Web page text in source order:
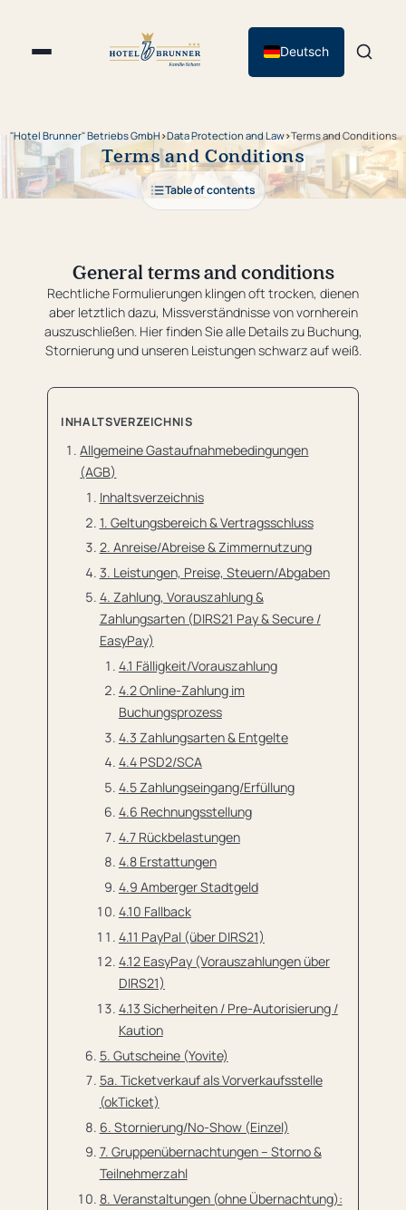
Deutsch
"Hotel Brunner" Betriebs GmbH ›Data Protection and Law›Terms and Conditions
Terms and Conditions
Table of contents
General terms and conditions
Rechtliche Formulierungen klingen oft trocken, dienen
aber letztlich dazu, Missverständnisse von vornherein
auszuschließen. Hier finden Sie alle Details zu Buchung,
Stornierung und unseren Leistungen schwarz auf weiß.
INHALTSVERZEICHNIS
Allgemeine Gastaufnahmebedingungen
(AGB)
Inhaltsverzeichnis
1. Geltungsbereich & Vertragsschluss
2. Anreise/Abreise & Zimmernutzung
3. Leistungen, Preise, Steuern/Abgaben
4. Zahlung, Vorauszahlung &
Zahlungsarten (DIRS21 Pay & Secure /
EasyPay)
4.1 Fälligkeit/Vorauszahlung
4.2 Online-Zahlung im
Buchungsprozess
4.3 Zahlungsarten & Entgelte
4.4 PSD2/SCA
4.5 Zahlungseingang/Erfüllung
4.6 Rechnungsstellung
4.7 Rückbelastungen
4.8 Erstattungen
4.9 Amberger Stadtgeld
4.10 Fallback
4.11 PayPal (über DIRS21)
4.12 EasyPay (Vorauszahlungen über
DIRS21)
4.13 Sicherheiten / Pre-Autorisierung /
Kaution
5. Gutscheine (Yovite)
5a. Ticketverkauf als Vorverkaufsstelle
(okTicket)
6. Stornierung/No-Show (Einzel)
7. Gruppenübernachtungen – Storno &
Teilnehmerzahl
8. Veranstaltungen (ohne Übernachtung):